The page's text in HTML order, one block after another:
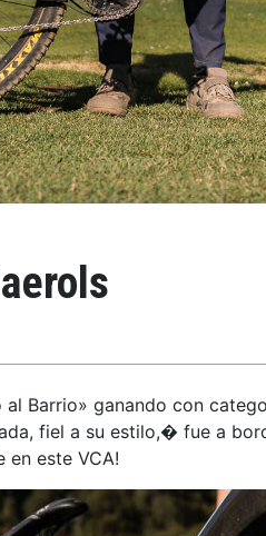
Barrio» ganando con
fiel a su estilo,� fue a
en este VCA!